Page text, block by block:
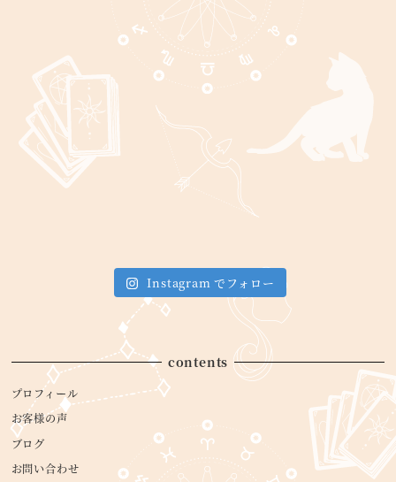
Instagram でフォロー
contents
プロフィール
お客様の声
ブログ
お問い合わせ